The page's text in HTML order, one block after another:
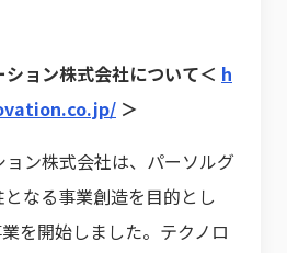
ョン株式会社について＜ h
＞
ン株式会社は、パーソルグ
なる事業創造を目的とし
を開始しました。テクノロ